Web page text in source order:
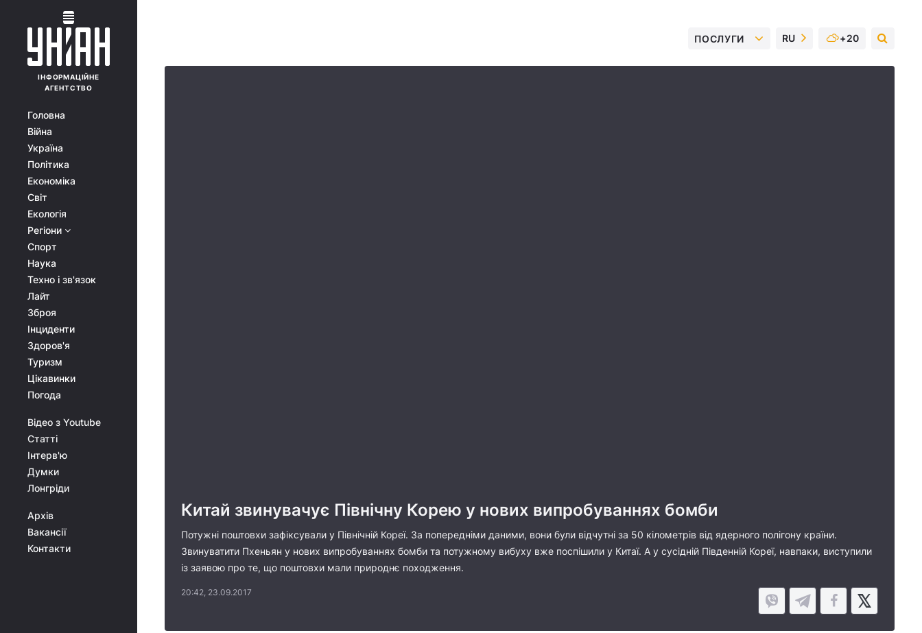
ІНФОРМАЦІЙНЕ
АГЕНТСТВО
Головна
Війна
Україна
Політика
Економіка
Світ
Екологія
Регіони
Спорт
Наука
Техно і зв'язок
Лайт
Зброя
Інциденти
Здоров'я
Туризм
Цікавинки
Погода
Відео з Youtube
Статті
Інтерв'ю
Думки
Лонгріди
Архів
Вакансії
Контакти
ПОСЛУГИ RU +20
Китай звинувачує Північну Корею у нових випробуваннях бомби
Потужні поштовхи зафіксували у Північній Кореї. За попередніми даними, вони були відчутні за 50 кілометрів від ядерного полігону країни.
Звинуватити Пхеньян у нових випробуваннях бомби та потужному вибуху вже поспішили у Китаї. А у сусідній Південній Кореї, навпаки, виступили
із заявою про те, що поштовхи мали природнє походження.
20:42, 23.09.2017